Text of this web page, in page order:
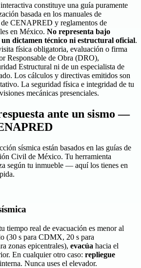
constituye una guía puramente
basada en los manuales de
de CENAPRED y reglamentos de
en México. No representa bajo
dictamen técnico ni estructural oficial.
física obligatoria, evaluación o firma
Responsable de Obra (DRO),
Estructural ni de un especialista de
Los cálculos y directivas emitidos son
La seguridad física e integridad de tu
mecánicas presenciales.
ante un sismo —
sísmica están basados en las guías de
Civil de México. Tu herramienta
según tu inmueble — aquí los tienes en
tiempo real de evacuación es menor al
(30 s para CDMX, 20 s para
zonas epicentrales), evacúa hacia el
En cualquier otro caso: repliegue
Nunca uses el elevador.